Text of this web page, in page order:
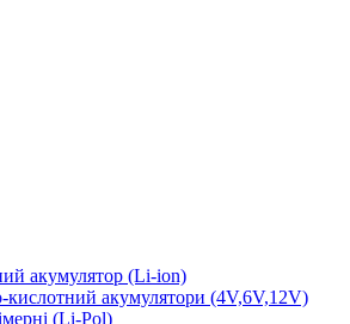
акумулятор (Li-ion)
акумулятори (4V,6V,12V)
(Li-Pol)